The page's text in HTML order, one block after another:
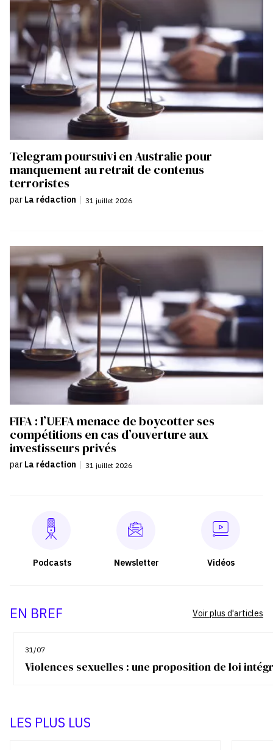
Telegram poursuivi en Australie pour
manquement au retrait de contenus
terroristes
par La rédaction | 31 juillet 2026
FIFA : l’UEFA menace de boycotter ses
compétitions en cas d’ouverture aux
investisseurs privés
par La rédaction | 31 juillet 2026
Podcasts Newsletter Vidéos
EN BREF
31/07
Violences sexuelles : une proposition de loi
Voir plus d'articles
LES PLUS LUS